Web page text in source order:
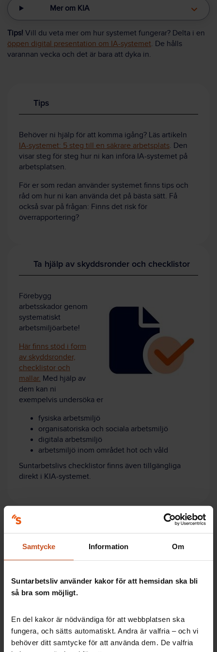
Samtycke Information Om
Suntarbetsliv använder kakor för att hemsidan ska bli
så bra som möjligt.
En del kakor är nödvändiga för att webbplatsen ska
fungera, och sätts automatiskt. Andra är valfria – och vi
behöver ditt samtycke för att använda dem. De valfria
Mer om KIA
Tips! Vill du veta mer om hur systemet fungerar? Delta i en
öppen digital presentation om IA-systemet. De hålls
varannan vecka och det är bara att dyka in.
Tips
Behöver ni hjälp för att komma igång? Läs artikeln
IA-systemet: 5 steg till en säkrare arbetsplats. Den
visar steg för steg hur ni kan införa IA-systemet på
arbetsplatsen.
För er som redan använder systemet finns tips och
råd om hur ni kan använda det på bästa sätt. Få
också svar på frågan: Finns det risk för
överrapportering?
Ta hjälp av skyddsronder och checklistor
Förebygg
arbetsskador genom
systematiskt
arbetsmiljöarbete!
Här finns stöd i form
av skyddsronder,
checklistor och
mallar. Med hjälp av
dem kan ni
exempelvis undersöka er
fysiska arbetsmiljö
organisatoriska och sociala arbetsmiljö
digitala arbetsmiljö
arbetsmiljö inom området hot och våld
Suntarbetslivs checklistor finns även tillgängliga
direkt i KIA-systemet.
KIA-systemet ger överblick över skador
och tillbud
Så fick de säkerhetstänket att
genomsyra allt
arbetsplats